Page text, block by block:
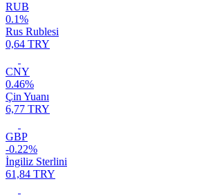
RUB
0.1%
Rus Rublesi
0,64 TRY
CNY
0.46%
Çin Yuanı
6,77 TRY
GBP
-0.22%
İngiliz Sterlini
61,84 TRY